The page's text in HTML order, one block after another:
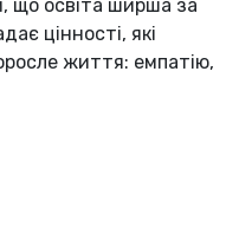
що освіта ширша за
цінності, які
життя: емпатію,